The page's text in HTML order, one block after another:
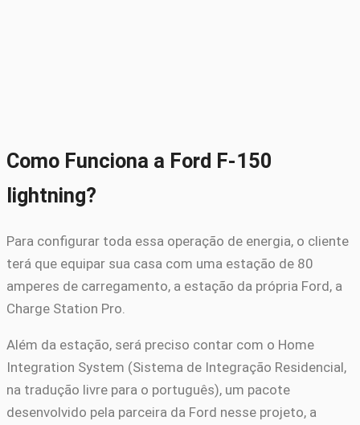
Como Funciona a Ford F-150
lightning?
Para configurar toda essa operação de energia, o cliente
terá que equipar sua casa com uma estação de 80
amperes de carregamento, a estação da própria Ford, a
Charge Station Pro.
Além da estação, será preciso contar com o Home
Integration System (Sistema de Integração Residencial,
na tradução livre para o português), um pacote
desenvolvido pela parceira da Ford nesse projeto, a